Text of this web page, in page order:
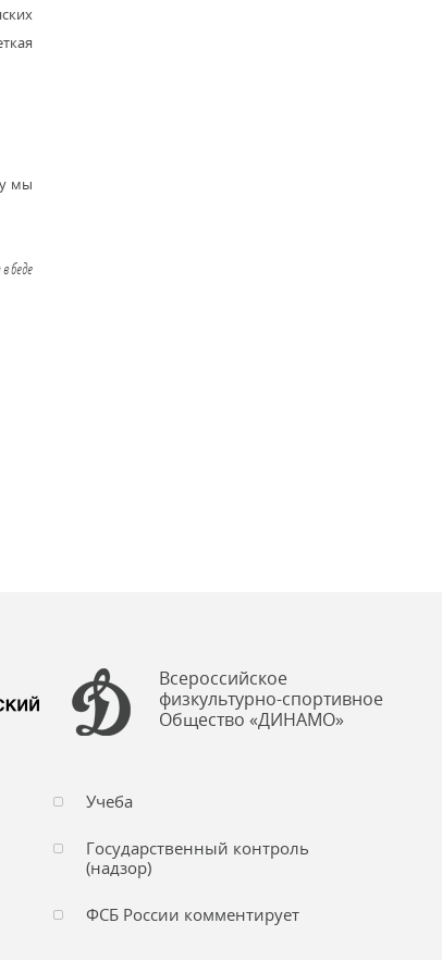
мы
беде
Всероссийское
физкультурно-спортивное
Общество «ДИНАМО»
Учеба
Государственный контроль
(надзор)
ФСБ России комментирует